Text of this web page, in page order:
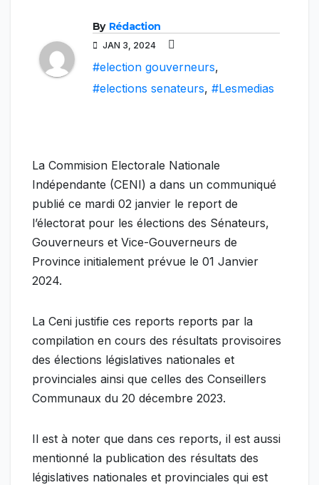
By Rédaction
JAN 3, 2024
#election gouverneurs,
#elections senateurs, #Lesmedias
La Commision Electorale Nationale
Indépendante (CENI) a dans un communiqué
publié ce mardi 02 janvier le report de
l’électorat pour les élections des Sénateurs,
Gouverneurs et Vice-Gouverneurs de
Province initialement prévue le 01 Janvier
2024.
La Ceni justifie ces reports reports par la
compilation en cours des résultats provisoires
des élections législatives nationales et
provinciales ainsi que celles des Conseillers
Communaux du 20 décembre 2023.
Il est à noter que dans ces reports, il est aussi
mentionné la publication des résultats des
législatives nationales et provinciales qui est